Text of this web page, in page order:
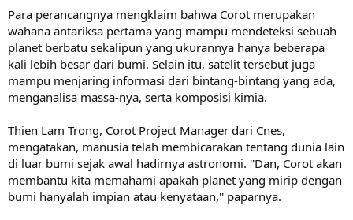
Para perancangnya mengklaim bahwa Corot merupakan
wahana antariksa pertama yang mampu mendeteksi sebuah
planet berbatu sekalipun yang ukurannya hanya beberapa
kali lebih besar dari bumi. Selain itu, satelit tersebut juga
mampu menjaring informasi dari bintang-bintang yang ada,
menganalisa massa-nya, serta komposisi kimia.
Thien Lam Trong, Corot Project Manager dari Cnes,
mengatakan, manusia telah membicarakan tentang dunia lain
di luar bumi sejak awal hadirnya astronomi. ''Dan, Corot akan
membantu kita memahami apakah planet yang mirip dengan
bumi hanyalah impian atau kenyataan,'' paparnya.